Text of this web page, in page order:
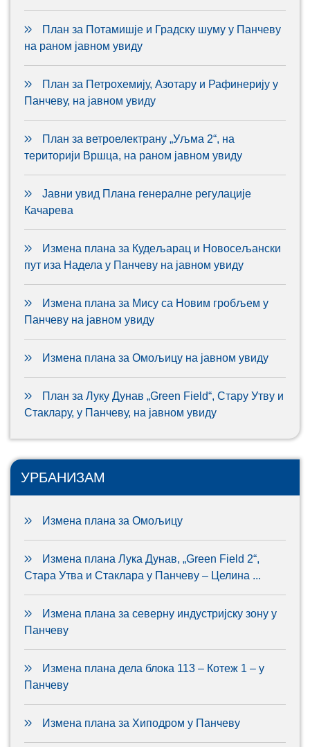
План за Потамишје и Градску шуму у Панчеву
на раном јавном увиду
План за Петрохемију, Азотару и Рафинерију у
Панчеву, на јавном увиду
План за ветроелектрану „Уљма 2“, на
територији Вршца, на раном јавном увиду
Јавни увид Плана генералне регулације
Качарева
Измена плана за Кудељарац и Новосељански
пут иза Надела у Панчеву на јавном увиду
Измена плана за Мису са Новим гробљем у
Панчеву на јавном увиду
Измена плана за Омољицу на јавном увиду
План за Луку Дунав „Green Field“, Стару Утву и
Стаклару, у Панчеву, на јавном увиду
УРБАНИЗАМ
Измена плана за Омољицу
Измена плана Лука Дунав, „Green Field 2“,
Стара Утва и Стаклара у Панчеву – Целина ...
Измена плана за северну индустријску зону у
Панчеву
Измена плана дела блока 113 – Котеж 1 – у
Панчеву
Измена плана за Хиподром у Панчеву